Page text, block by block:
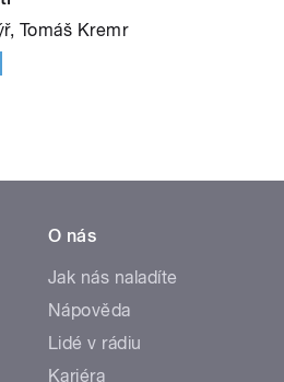
Tomáš Kremr
O nás
Jak nás naladíte
Nápověda
Lidé v rádiu
Kariéra